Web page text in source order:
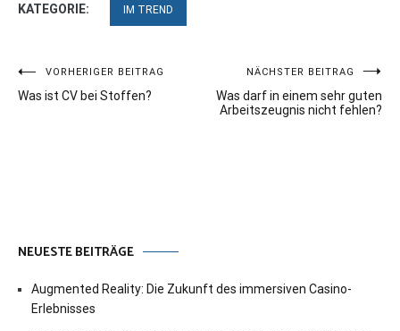
KATEGORIE: IM TREND
Beitragsnavigation
VORHERIGER BEITRAG
Was ist CV bei Stoffen?
NÄCHSTER BEITRAG
Was darf in einem sehr guten
Arbeitszeugnis nicht fehlen?
NEUESTE BEITRÄGE
Augmented Reality: Die Zukunft des immersiven Casino-
Erlebnisses